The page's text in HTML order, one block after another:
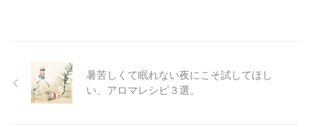
暑苦しくて眠れない夜にこそ試してほし
い、アロマレシピ３選。